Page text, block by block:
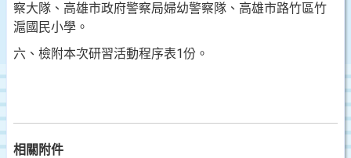
察大隊、高雄市政府警察局婦幼警察隊、高雄市路竹區竹
滬國民小學。
六、檢附本次研習活動程序表1份。
相關附件